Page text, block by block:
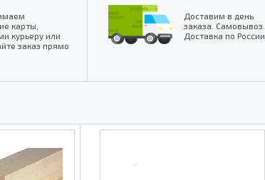
карты,
курьеру или
заказ прямо
Доставим в день
заказа. Самовывоз.
Доставка по России.